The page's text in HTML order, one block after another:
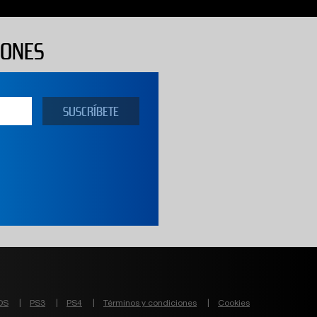
PS3 PS4 Términos y condiciones Cookies